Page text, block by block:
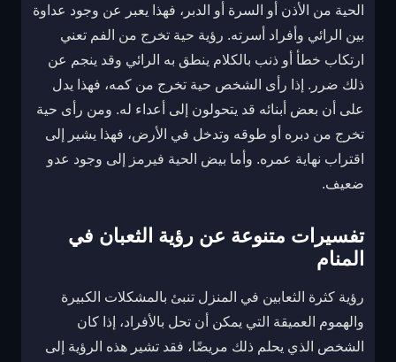
الحية من الأذن أو السرة أو الدبر، فهذا يعبر عن وجود عداوة
بين الرائي وأفراد أسرته. رؤية حية تخرج من الفم تعني
ارتكاب خطأ أو ذنب بالكلام ينطق به الرائي وقد ينجم عن
ذلك ضرر. إذا رأى الشخص حية تخرج من كمه، فهذا يدل
على أن بعض أبنائه قد يتحولون إلى أعداء له. ومن رأى حية
تخرج من دبره أو طوقه وتدخل في الأرض، فهذا يشير إلى
اقتراب نهاية عمره. وأما بيض الحية فيرمز إلى وجود عدو
ضعيف.
تفسيرات متنوعة عن رؤية الثعبان في
المنام
رؤية كثرة الثعابين في المنزل تنبئ بالمشكلات الكبيرة
والهموم العميقة التي يمكن أن تحل بالأفراد، إذا كان
الشخص الذي يحلم ذلك مريضًا، فقد تشير هذه الرؤية إلى